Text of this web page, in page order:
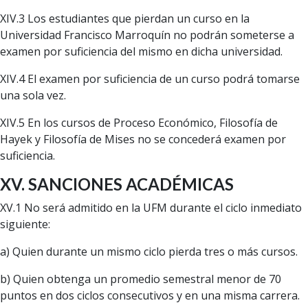
XIV.3 Los estudiantes que pierdan un curso en la
Universidad Francisco Marroquín no podrán someterse a
examen por suficiencia del mismo en dicha universidad.
XIV.4 El examen por suficiencia de un curso podrá tomarse
una sola vez.
XIV.5 En los cursos de Proceso Económico, Filosofía de
Hayek y Filosofía de Mises no se concederá examen por
suficiencia.
XV. SANCIONES ACADÉMICAS
XV.1 No será admitido en la UFM durante el ciclo inmediato
siguiente:
a) Quien durante un mismo ciclo pierda tres o más cursos.
b) Quien obtenga un promedio semestral menor de 70
puntos en dos ciclos consecutivos y en una misma carrera.